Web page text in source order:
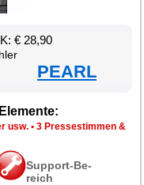
€ 28,90
PEARL
usw. • 3 Pres­se­stim­men &
Sup­port-Be­
reich